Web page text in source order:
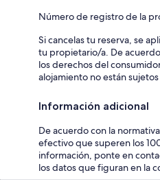
Número de registro de la
Si cancelas tu reserva, se
tu propietario/a. De
los derechos del
alojamiento no están
Información adicional
De acuerdo con la
efectivo que superen los
información, ponte en
los datos que figuran en la